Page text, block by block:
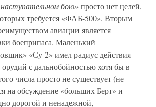
бою»просто нет целей,
требуется «ФАБ-500». Вторым
авиации является
боеприпаса. Маленький
«Су-2» имел радиус действия
с дальнобойностью хотя бы в
числа просто не существует (не
на обсуждение «больших Берт» и
дорогой и ненадежной,